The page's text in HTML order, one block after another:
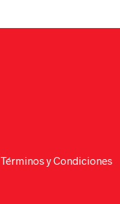
Términos y Condiciones